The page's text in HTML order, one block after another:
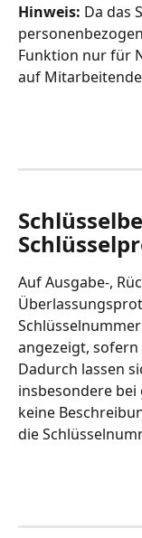
Hinweis: Da das
Funktion nur für
auf
Auf Ausgabe-,
angezeigt,
Dadurch lassen
insbesondere
keine
die